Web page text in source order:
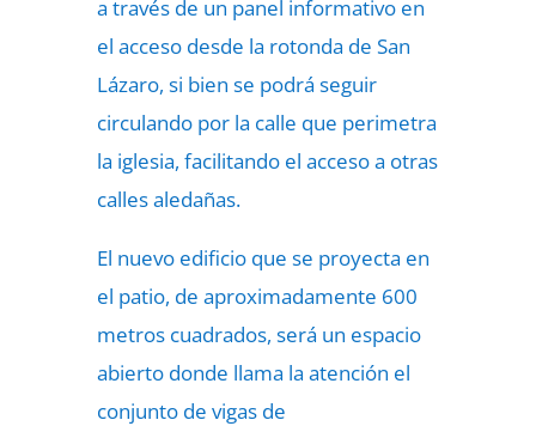
a través de un panel informativo en
el acceso desde la rotonda de San
Lázaro, si bien se podrá seguir
circulando por la calle que perimetra
la iglesia, facilitando el acceso a otras
calles aledañas.
El nuevo edificio que se proyecta en
el patio, de aproximadamente 600
metros cuadrados, será un espacio
abierto donde llama la atención el
conjunto de vigas de